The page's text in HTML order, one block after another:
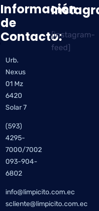
Información
de
Contacto:
Urb.
Nexus
01 Mz
6420
Solar 7
(593)
4295-
7000/7002
093-904-
6802
info@limpicito.com.ec
scliente@limpicito.com.ec
[instagram-
feed]